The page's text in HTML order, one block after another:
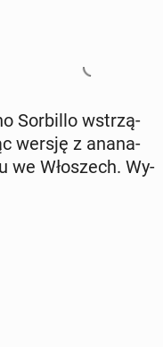
Sor­bil­lo wstrzą­
wersję z ana­na­
we Wło­szech. Wy­